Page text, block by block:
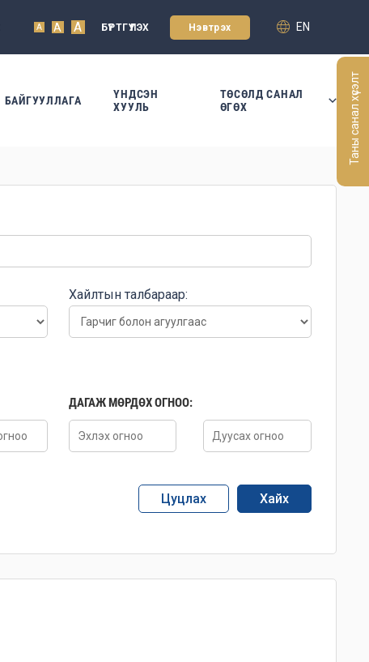
A A A БҮРТГҮҮЛЭХ Нэвтрэх EN
БАЙГУУЛЛАГА
ҮНДСЭН
ХУУЛЬ
ТӨСӨЛД САНАЛ
ӨГӨХ
Хайлтын талбараар:
ДАГАЖ МӨРДӨХ ОГНОО:
Хайх
Цуцлах
Таны санал хүсэлт